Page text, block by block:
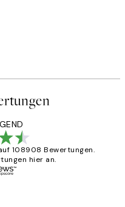
108908 Bewertungen.
hier an.